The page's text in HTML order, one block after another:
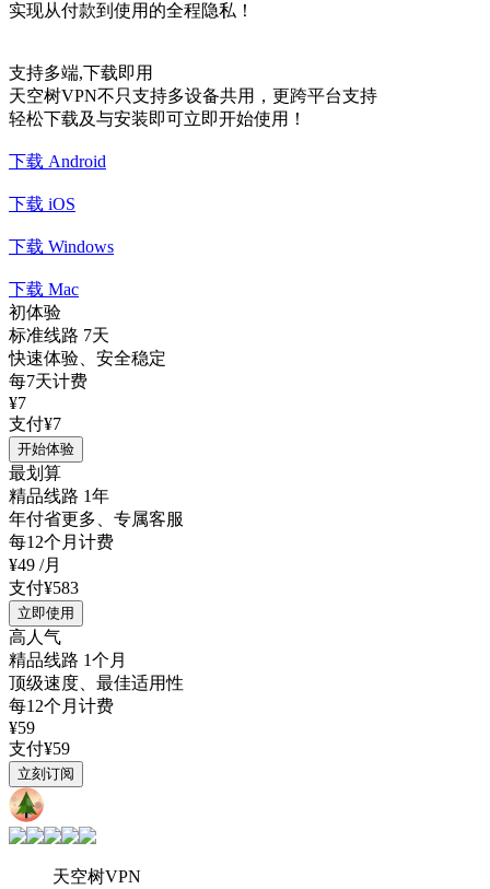
实现从付款到使用的全程隐私！
支持多端,下载即用
天空树VPN不只支持多设备共用，更跨平台支持
轻松下载及与安装即可立即开始使用！
下载 Android
下载 iOS
下载 Windows
下载 Mac
初体验
标准线路 7天
快速体验、安全稳定
每7天计费
¥7
支付¥7
开始体验
最划算
精品线路 1年
年付省更多、专属客服
每12个月计费
¥49 /月
支付¥583
立即使用
高人气
精品线路 1个月
顶级速度、最佳适用性
每12个月计费
¥59
支付¥59
立刻订阅
天空树
天空树VPN